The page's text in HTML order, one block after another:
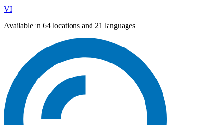
VI
Available in 64 locations and 21 languages